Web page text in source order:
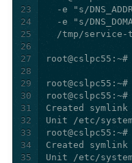
23
24
25
26
27
28
29
30
31
32
33
34
35
Unit /etc/